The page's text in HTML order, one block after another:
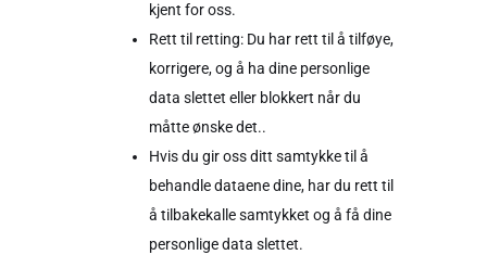
kjent for oss.
Rett til retting: Du har rett til å tilføye,
korrigere, og å ha dine personlige
data slettet eller blokkert når du
måtte ønske det..
Hvis du gir oss ditt samtykke til å
behandle dataene dine, har du rett til
å tilbakekalle samtykket og å få dine
personlige data slettet.